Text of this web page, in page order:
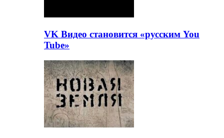
VK Видео становится «русским You
Tube»